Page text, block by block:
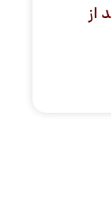
از